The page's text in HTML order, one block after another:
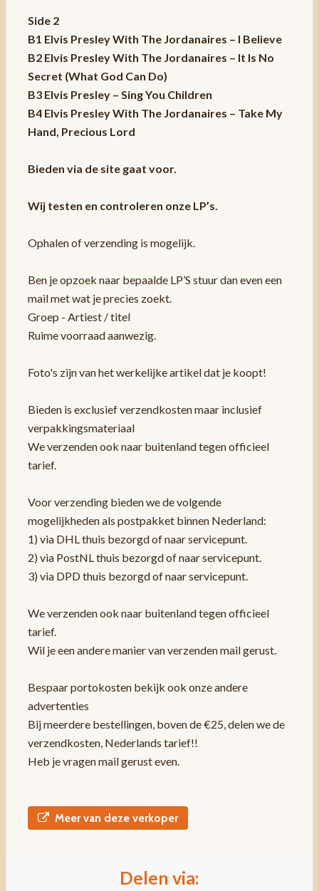
Side 2
B1 Elvis Presley With The Jordanaires – I Believe
B2 Elvis Presley With The Jordanaires – It Is No
Secret (What God Can Do)
B3 Elvis Presley – Sing You Children
B4 Elvis Presley With The Jordanaires – Take My
Hand, Precious Lord
Bieden via de site gaat voor.
Wij testen en controleren onze LP’s.
Ophalen of verzending is mogelijk.
Ben je opzoek naar bepaalde LP’S stuur dan even een
mail met wat je precies zoekt.
Groep - Artiest / titel
Ruime voorraad aanwezig.
Foto's zijn van het werkelijke artikel dat je koopt!
Bieden is exclusief verzendkosten maar inclusief
verpakkingsmateriaal
We verzenden ook naar buitenland tegen officieel
tarief.
Voor verzending bieden we de volgende
mogelijkheden als postpakket binnen Nederland:
1) via DHL thuis bezorgd of naar servicepunt.
2) via PostNL thuis bezorgd of naar servicepunt.
3) via DPD thuis bezorgd of naar servicepunt.
We verzenden ook naar buitenland tegen officieel
tarief.
Wil je een andere manier van verzenden mail gerust.
Bespaar portokosten bekijk ook onze andere
advertenties
Bij meerdere bestellingen, boven de €25, delen we de
verzendkosten, Nederlands tarief!!
Heb je vragen mail gerust even.
Meer van deze verkoper
Delen via: